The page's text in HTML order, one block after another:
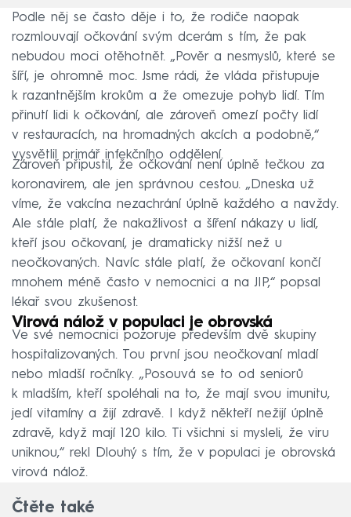
Podle něj se často děje i to, že rodiče naopak
rozmlouvají očkování svým dcerám s tím, že pak
nebudou moci otěhotnět. „Pověr a nesmyslů, které se
šíří, je ohromně moc. Jsme rádi, že vláda přistupuje
k razantnějším krokům a že omezuje pohyb lidí. Tím
přinutí lidi k očkování, ale zároveň omezí počty lidí
v restauracích, na hromadných akcích a podobně,“
vysvětlil primář infekčního oddělení.
Zároveň připustil, že očkování není úplně tečkou za
koronavirem, ale jen správnou cestou. „Dneska už
víme, že vakcína nezachrání úplně každého a navždy.
Ale stále platí, že nakažlivost a šíření nákazy u lidí,
kteří jsou očkovaní, je dramaticky nižší než u
neočkovaných. Navíc stále platí, že očkovaní končí
mnohem méně často v nemocnici a na JIP,“ popsal
lékař svou zkušenost.
Virová nálož v populaci je obrovská
Ve své nemocnici pozoruje především dvě skupiny
hospitalizovaných. Tou první jsou neočkovaní mladí
nebo mladší ročníky. „Posouvá se to od seniorů
k mladším, kteří spoléhali na to, že mají svou imunitu,
jedí vitamíny a žijí zdravě. I když někteří nežijí úplně
zdravě, když mají 120 kilo. Ti všichni si mysleli, že viru
uniknou,“ rekl Dlouhý s tím, že v populaci je obrovská
virová nálož.
Čtěte také